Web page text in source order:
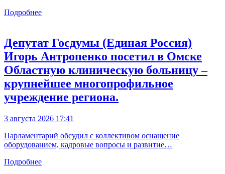
Подробнее
Депутат Госдумы (Единая Россия)
Игорь Антропенко посетил в Омске
Областную клиническую больницу –
крупнейшее многопрофильное
учреждение региона.
3 августа 2026 17:41
Парламентарий обсудил с коллективом оснащение
оборудованием, кадровые вопросы и развитие…
Подробнее